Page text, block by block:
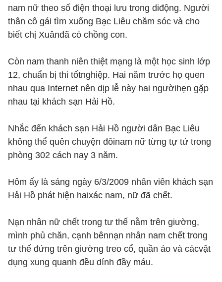
nam nữ theo số điện thoại lưu trong diđộng. Người
thân cô gái tìm xuống Bạc Liêu chăm sóc và cho
biết chị Xuânđã có chồng con.
Còn nam thanh niên thiệt mạng là một học sinh lớp
12, chuẩn bị thi tốtnghiệp. Hai năm trước họ quen
nhau qua Internet nên dịp lễ này hai ngườihẹn gặp
nhau tại khách sạn Hải Hồ.
Nhắc đến khách sạn Hải Hồ người dân Bạc Liêu
không thể quên chuyện đôinam nữ từng tự tử trong
phòng 302 cách nay 3 năm.
Hôm ấy là sáng ngày 6/3/2009 nhân viên khách sạn
Hải Hồ phát hiện haixác nam, nữ đã chết.
Nạn nhân nữ chết trong tư thế nằm trên giường,
mình phủ chăn, cạnh bênnạn nhân nam chết trong
tư thế đứng trên giường treo cổ, quần áo và cácvật
dụng xung quanh đều dính đầy máu.